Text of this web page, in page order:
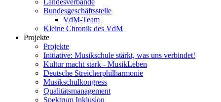
Landesverbände
Bundesgeschäftsstelle
VdM-Team
Kleine Chronik des VdM
Projekte
Projekte
Initiative: Musikschule stärkt, was uns verbindet!
Kultur macht stark - MusikLeben
Deutsche Streicherphilharmonie
Musikschulkongress
Qualitätsmanagement
Spektrum Inklusion